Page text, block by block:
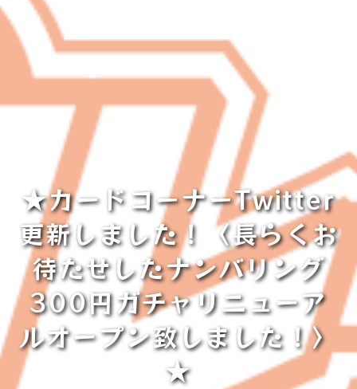
★カードコーナーTwitter
更新しました！〈長らくお
待たせしたナンバリング
300円ガチャリニューア
ルオープン致しました！〉
★